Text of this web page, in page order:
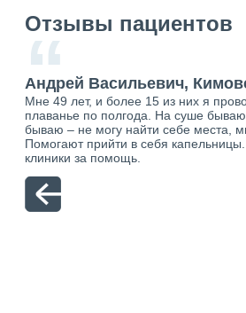
Отзывы пациентов
“
Андрей Васильевич,
Мне 49 лет, и более 15 из них я
плаванье по полгода. На суше бываю
бываю – не могу найти себе места,
Помогают прийти в себя
клиники за помощь.